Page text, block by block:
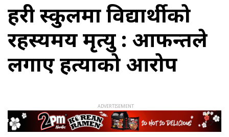
प्रहरी स्कुलमा विद्यार्थीको
रहस्यमय मृत्यु : आफन्तले
लगाए हत्याको आरोप